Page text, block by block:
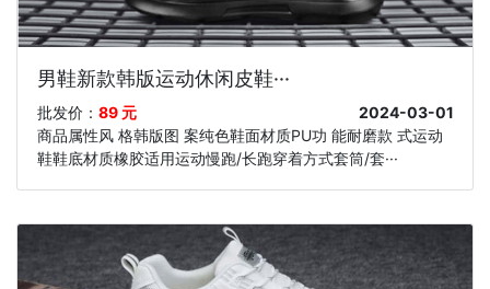
男鞋新款韩版运动休闲皮鞋···
批发价： 89 元
2024-03-01
商品属性风 格韩版图 案纯色鞋面材质PU功 能耐磨款 式运动
鞋鞋底材质橡胶适用运动慢跑/长跑穿着方式套筒/套···